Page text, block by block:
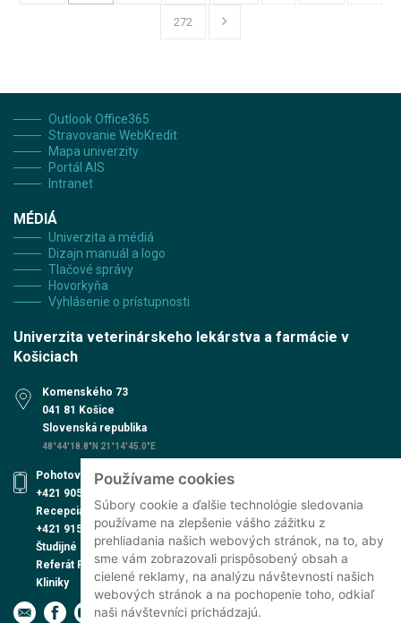
Používame cookies
Súbory cookie a ďalšie technológie sledovania
používame na zlepšenie vášho zážitku z
prehliadania našich webových stránok, na to, aby
sme vám zobrazovali prispôsobený obsah a
cielené reklamy, na analýzu návštevnosti našich
webových stránok a na pochopenie toho, odkiaľ
naši návštevníci prichádzajú.
272
Outlook Office365
Stravovanie WebKredit
Mapa univerzity
Portál AIS
Intranet
MÉDIÁ
Univerzita a médiá
Dizajn manuál a logo
Tlačové správy
Hovorkyňa
Vyhlásenie o prístupnosti
Univerzita veterinárskeho lekárstva a farmácie v
Košiciach
Komenského 73
041 81 Košice
Slovenská republika
48°44'18.8"N 21°14'45.0"E
Pohotovosť UVN
+421 905 579 559
Recepcia UVN
+421 915 991 474
Študijné oddelenie
Referát PhD. štúdia
Kliniky